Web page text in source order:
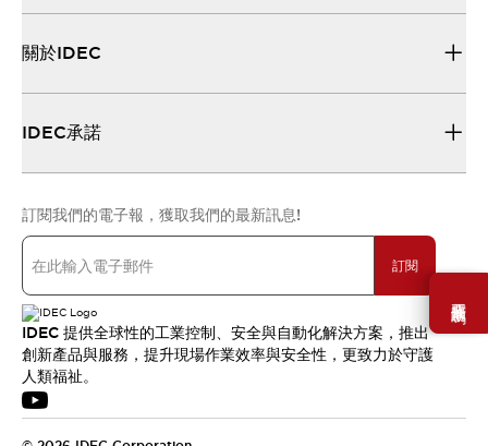
需要幫助嗎？
關於IDEC
IDEC承諾
訂閱我們的電子報，獲取我們的最新訊息!
訂閱
IDEC 提供全球性的工業控制、安全與自動化解決方案，推出
創新產品與服務，提升現場作業效率與安全性，更致力於守護
人類福祉。